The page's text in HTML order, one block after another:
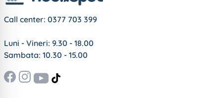
Call center: 0377 703 399
Luni - Vineri: 9.30 - 18.00
Sambata: 10.30 - 15.00